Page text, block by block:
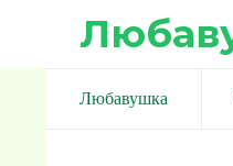
Любавушка